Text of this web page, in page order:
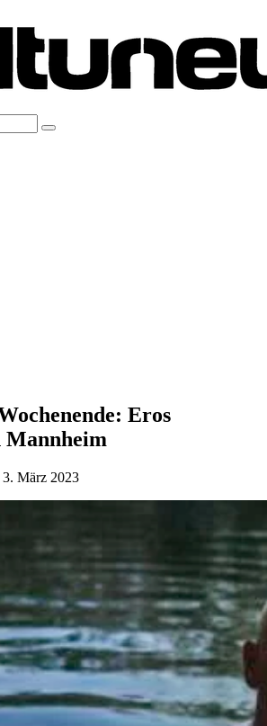
Eros
Mannheim
3. März 2023